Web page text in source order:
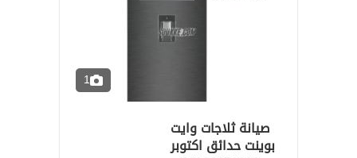
1
صيانة ثلاجات وايت